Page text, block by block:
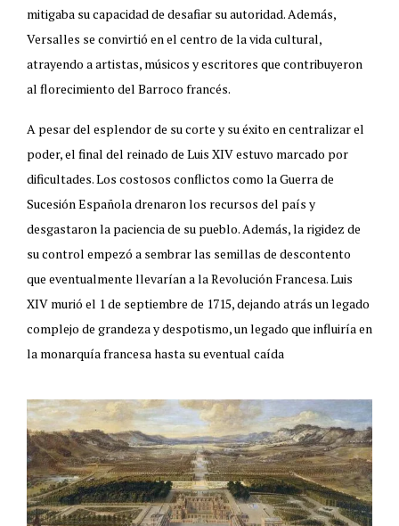
mitigaba su capacidad de desafiar su autoridad. Además,
Versalles se convirtió en el centro de la vida cultural,
atrayendo a artistas, músicos y escritores que contribuyeron
al florecimiento del Barroco francés.
A pesar del esplendor de su corte y su éxito en centralizar el
poder, el final del reinado de Luis XIV estuvo marcado por
dificultades. Los costosos conflictos como la Guerra de
Sucesión Española drenaron los recursos del país y
desgastaron la paciencia de su pueblo. Además, la rigidez de
su control empezó a sembrar las semillas de descontento
que eventualmente llevarían a la Revolución Francesa. Luis
XIV murió el 1 de septiembre de 1715, dejando atrás un legado
complejo de grandeza y despotismo, un legado que influiría en
la monarquía francesa hasta su eventual caída